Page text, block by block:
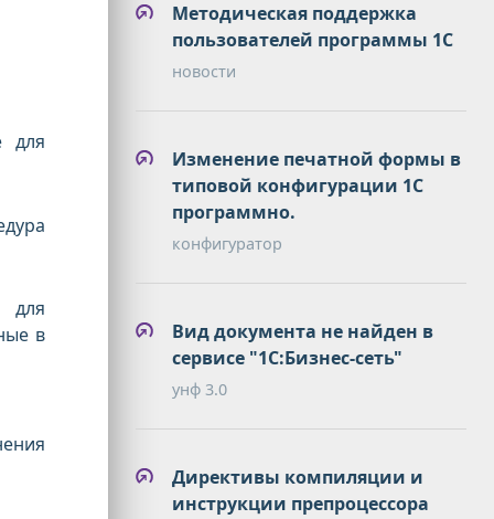
для
для
в
Методическая поддержка
пользователей программы 1С
новости
Изменение печатной формы в
типовой конфигурации 1С
программно.
конфигуратор
Вид документа не найден в
сервисе "1С:Бизнес-сеть"
унф 3.0
Директивы компиляции и
инструкции препроцессора